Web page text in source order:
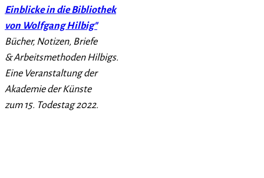
Einblicke in die Bibliothek
von Wolfgang Hilbig"
Bücher, Notizen, Briefe
& Arbeitsmethoden Hilbigs.
Eine Veranstaltung der
Akademie der Künste
zum 15. Todestag 2022.